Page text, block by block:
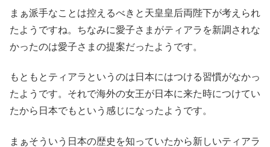
まぁ派手なことは控えるべきと天皇皇后両陛下が考えられ
たようですね。ちなみに愛子さまがティアラを新調されな
かったのは愛子さまの提案だったようです。
もともとティアラというのは日本にはつける習慣がなかっ
たようです。それで海外の女王が日本に来た時につけてい
たから日本でもという感じになったようです。
まぁそういう日本の歴史を知っていたから新しいティアラ